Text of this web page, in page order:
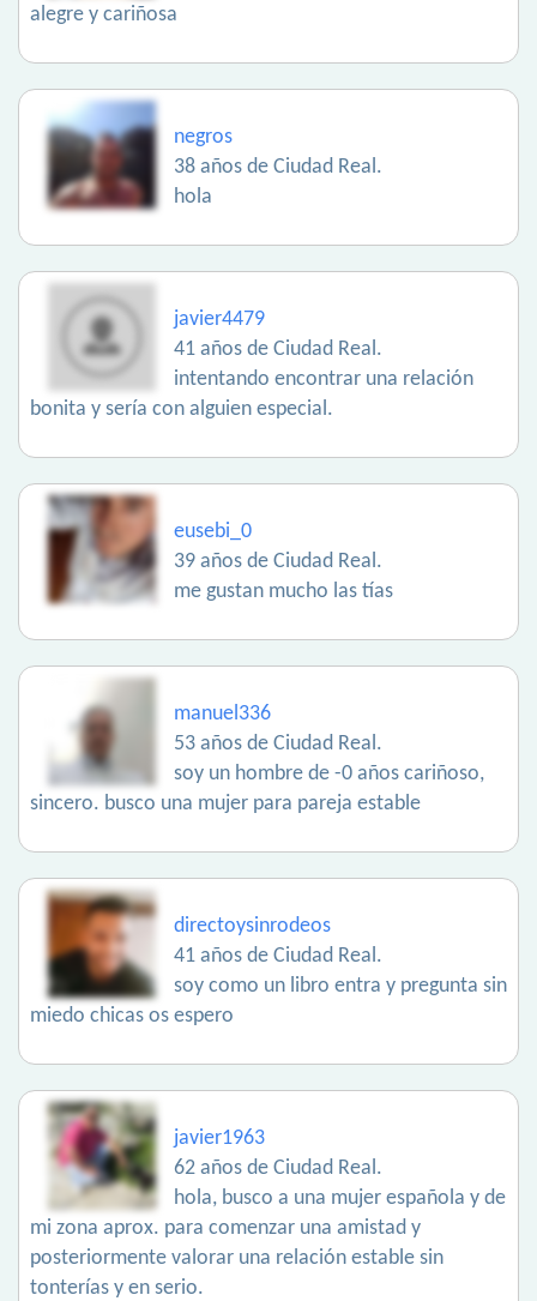
alegre y cariñosa
negros
38 años de Ciudad Real.
hola
javier4479
41 años de Ciudad Real.
intentando encontrar una relación
bonita y sería con alguien especial.
eusebi_0
39 años de Ciudad Real.
me gustan mucho las tías
manuel336
53 años de Ciudad Real.
soy un hombre de -0 años cariñoso,
sincero. busco una mujer para pareja estable
directoysinrodeos
41 años de Ciudad Real.
soy como un libro entra y pregunta sin
miedo chicas os espero
javier1963
62 años de Ciudad Real.
hola, busco a una mujer española y de
mi zona aprox. para comenzar una amistad y
posteriormente valorar una relación estable sin
tonterías y en serio.